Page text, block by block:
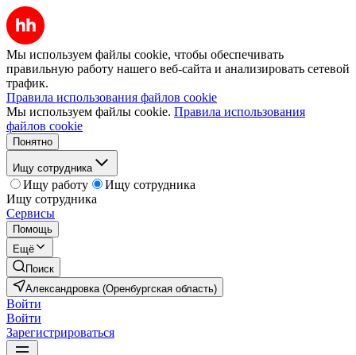
Мы используем файлы cookie, чтобы обеспечивать
правильную работу нашего веб-сайта и анализировать сетевой
трафик.
Правила использования файлов cookie
Мы используем файлы cookie. Правила использования
файлов cookie
Понятно
Ищу сотрудника
Ищу работу
Ищу сотрудника
Ищу сотрудника
Сервисы
Помощь
Ещё
Поиск
Александровка (Оренбургская область)
Войти
Войти
Зарегистрироваться